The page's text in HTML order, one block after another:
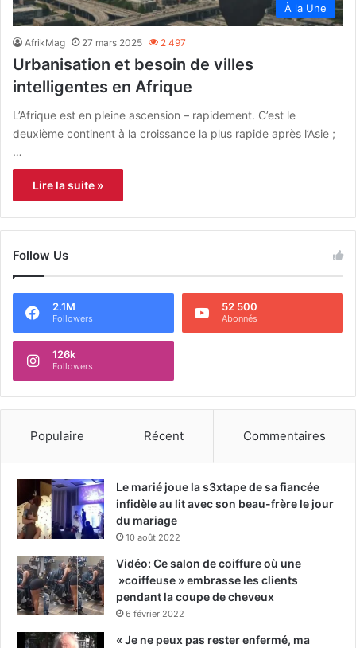
À la Une
AfrikMag 27 mars 2025 2 497
Urbanisation et besoin de villes
intelligentes en Afrique
L’Afrique est en pleine ascension – rapidement. C’est le
deuxième continent à la croissance la plus rapide après l’Asie ;
…
Lire la suite »
Follow Us
2.1M
Followers
52 500
Abonnés
126k
Followers
Populaire Récent Commentaires
Le marié joue la s3xtape de sa fiancée
infidèle au lit avec son beau-frère le jour
du mariage
10 août 2022
Vidéo: Ce salon de coiffure où une
»coiffeuse » embrasse les clients
pendant la coupe de cheveux
6 février 2022
« Je ne peux pas rester enfermé, ma